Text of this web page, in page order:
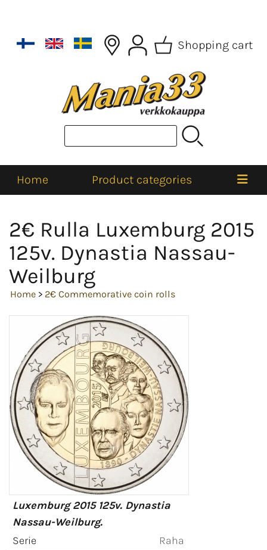
Shopping cart
Home Product categories
2€ Rulla Luxemburg 2015
125v. Dynastia Nassau-
Weilburg
Home > 2€ Commemorative coin rolls
Luxemburg 2015 125v. Dynastia
Nassau-Weilburg.
Serie
Raha